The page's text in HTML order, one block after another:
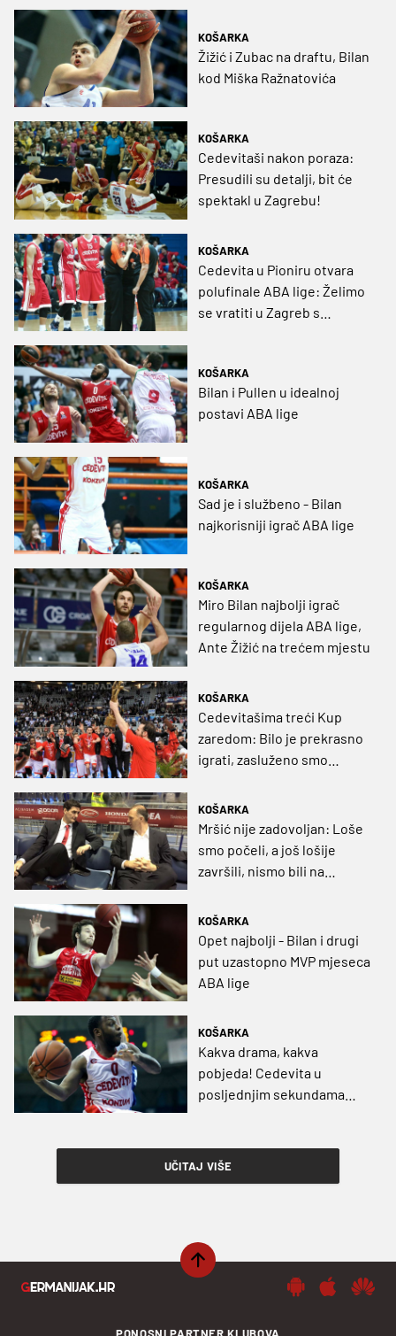
KOŠARKA
Žižić i Zubac na draftu, Bilan
kod Miška Ražnatovića
KOŠARKA
Cedevitaši nakon poraza:
Presudili su detalji, bit će
spektakl u Zagrebu!
KOŠARKA
Cedevita u Pioniru otvara
polufinale ABA lige: Želimo
se vratiti u Zagreb s
KOŠARKA
Bilan i Pullen u idealnoj
postavi ABA lige
KOŠARKA
Sad je i službeno - Bilan
najkorisniji igrač ABA lige
KOŠARKA
Miro Bilan najbolji igrač
regularnog dijela ABA lige,
Ante Žižić na trećem mjestu
KOŠARKA
Cedevitašima treći Kup
zaredom: Bilo je prekrasno
igrati, zasluženo smo
KOŠARKA
Mršić nije zadovoljan: Loše
smo počeli, a još lošije
završili, nismo bili na
KOŠARKA
Opet najbolji - Bilan i drugi
put uzastopno MVP mjeseca
ABA lige
KOŠARKA
Kakva drama, kakva
pobjeda! Cedevita u
posljednjim sekundama
UČITAJ VIŠE